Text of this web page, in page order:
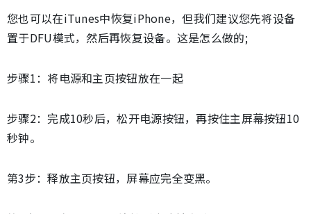
您也可以在iTunes中恢复iPhone，但我们建议您先将设备
置于DFU模式，然后再恢复设备。这是怎么做的;
步骤1：将电源和主页按钮放在一起
步骤2：完成10秒后，松开电源按钮，再按住主屏幕按钮10
秒钟。
第3步：释放主页按钮，屏幕应完全变黑。